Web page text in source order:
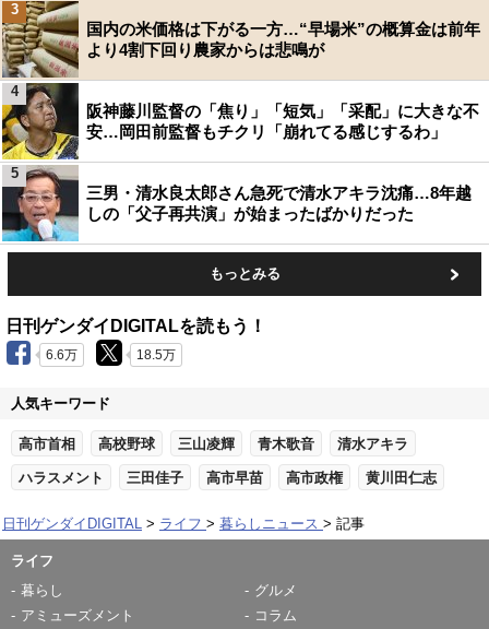
国内の米価格は下がる一方…“早場米”の概算金は前年
より4割下回り農家からは悲鳴が
3
阪神藤川監督の「焦り」「短気」「采配」に大きな不
安…岡田前監督もチクリ「崩れてる感じするわ」
4
三男・清水良太郎さん急死で清水アキラ沈痛…8年越
しの「父子再共演」が始まったばかりだった
5
もっとみる
日刊ゲンダイDIGITALを読もう！
6.6万 18.5万
人気キーワード
高市首相 高校野球 三山凌輝 青木歌音 清水アキラ
ハラスメント 三田佳子 高市早苗 高市政権 黄川田仁志
日刊ゲンダイDIGITAL ライフ 暮らしニュース 記事
ライフ
暮らし
グルメ
アミューズメント
コラム